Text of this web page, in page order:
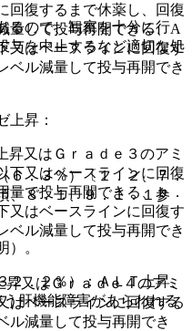
るので、観察を十分に行
与を中止するなど適切な処
．３％）〔１．２、７．
、８．１、９．１．１参
。
．２％）：ＡＬＴ上昇、
肝機能障害があらわれる
回復するまで休薬し、回復
量して投与再開できる、A
又はベースラインに回復す
ベル減量して投与再開でき
上昇：
又はＧｒａｄｅ３のアミ
下又はベースラインに回復
で投与再開できる、ｂ．
又はベースラインに回復す
ベル減量して投与再開でき
又はＧｒａｄｅ４のアミ
はベースラインに回復する
ル減量して投与再開でき